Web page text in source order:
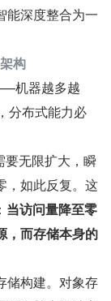
能深度整合为一
构
机器越多越
分布式能力必
要无限扩大，瞬
，如此反复。这
当访问量降至零
，而存储本身的
储构建。对象存